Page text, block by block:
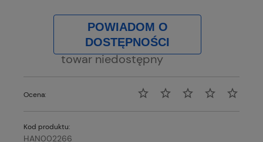
POWIADOM O
DOSTĘPNOŚCI
towar niedostępny
Ocena:
Kod produktu:
HAN002266